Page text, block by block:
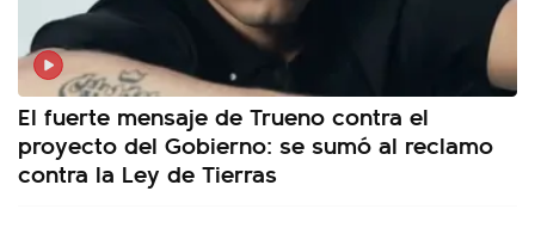
El fuerte mensaje de Trueno contra el
proyecto del Gobierno: se sumó al reclamo
contra la Ley de Tierras